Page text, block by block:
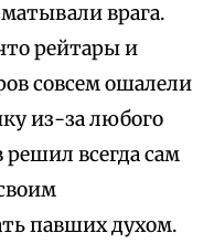
врага.
рейтары и
совсем ошалели
из-за любого
решил всегда сам
павших духом.